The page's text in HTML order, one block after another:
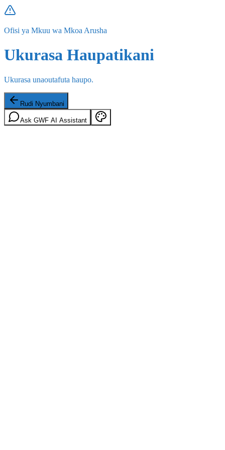
Ofisi ya Mkuu wa Mkoa Arusha
Ukurasa Haupatikani
Ukurasa unaoutafuta haupo.
Rudi Nyumbani
Ask GWF AI Assistant